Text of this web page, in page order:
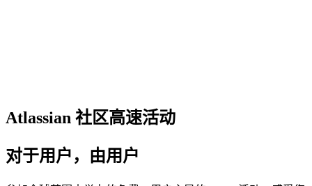
Atlassian 社区高速活动
对于用户，由用户